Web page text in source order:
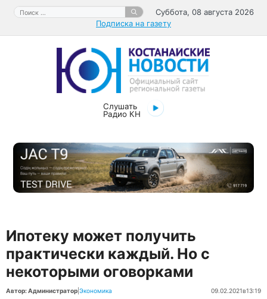
Перейти
содержимому
Поиск:
Суббота, 08 августа 2026
Подписка на газету
Слушать
Радио КН
Ипотеку может получить
практически каждый. Но с
некоторыми оговорками
Автор: Администратор Экономика 09.02.2021в13:19